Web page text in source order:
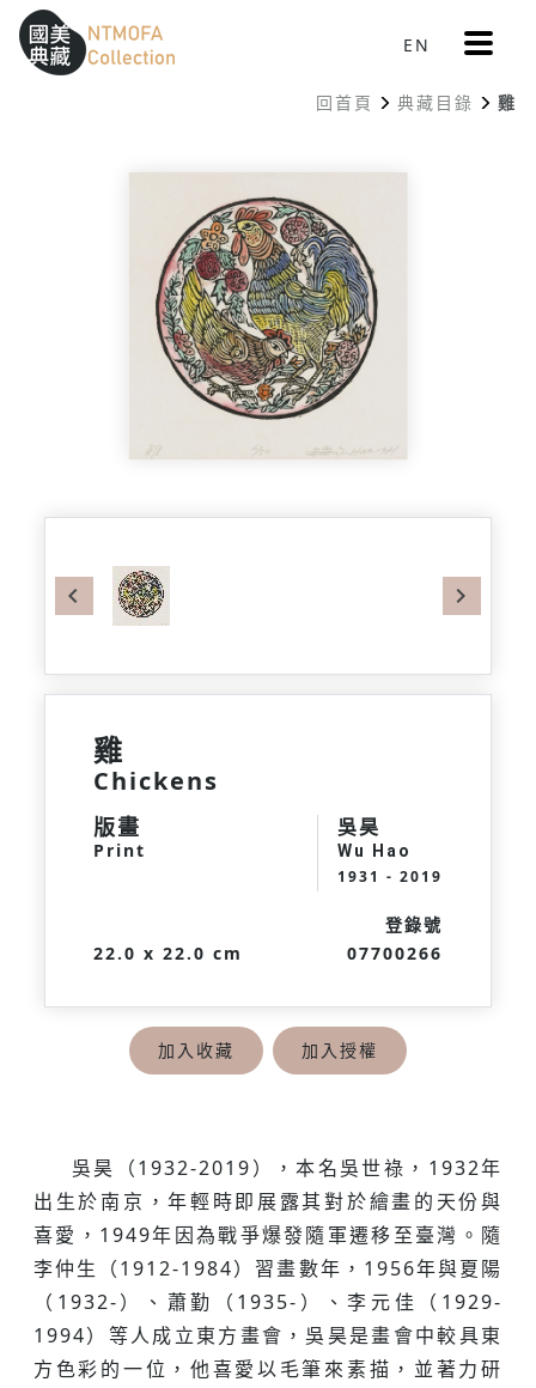
跳到中間主要內容區
網站導覽
::: EN 更
多
單
回首頁 典藏目錄 雞
Previous
雞
Chickens
版畫
Print
吳昊
Wu Hao
1931 - 2019
22.0 x 22.0 cm
登錄號
07700266
加入收藏 加入授權
吳昊（1932-2019），本名吳世祿，1932年
出生於南京，年輕時即展露其對於繪畫的天份與
喜愛，1949年因為戰爭爆發隨軍遷移至臺灣。隨
李仲生（1912-1984）習畫數年，1956年與夏陽
（1932-）、蕭勤（1935-）、李元佳（1929-
1994）等人成立東方畫會，吳昊是畫會中較具東
方色彩的一位，他喜愛以毛筆來素描，並著力研